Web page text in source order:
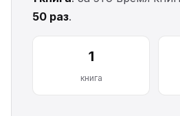
50 раз.
1
книга